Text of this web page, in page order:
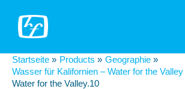
Inhalt
springen
Startseite Products
Geographie
Wasser für Kalifornien – Water for the Valley
Water for the Valley.10